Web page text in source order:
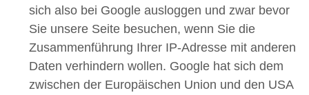
sich also bei Google ausloggen und zwar bevor
Sie unsere Seite besuchen, wenn Sie die
Zusammenführung Ihrer IP-Adresse mit anderen
Daten verhindern wollen. Google hat sich dem
zwischen der Europäischen Union und den USA